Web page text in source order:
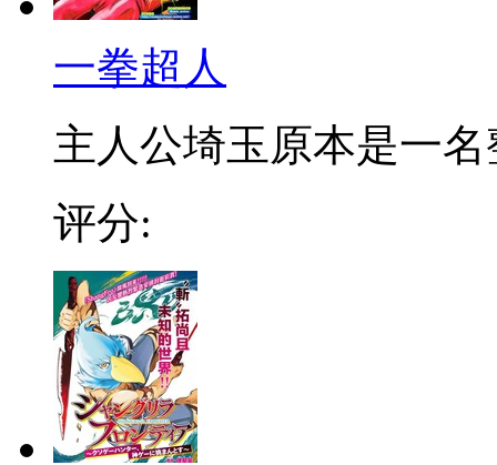
一拳超人
主人公埼玉原本是一名
评分: